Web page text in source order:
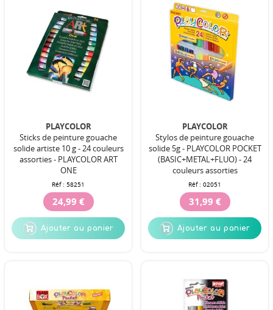
PLAYCOLOR
Sticks de peinture gouache
solide artiste 10 g - 24 couleurs
assorties - PLAYCOLOR ART
ONE
Réf : 58251
24,99 €
Ajouter au panier
PLAYCOLOR
Stylos de peinture gouache
solide 5g - PLAYCOLOR POCKET
(BASIC+METAL+FLUO) - 24
couleurs assorties
Réf : 02051
31,99 €
Ajouter au panier